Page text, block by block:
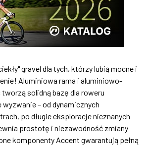
gravel dla tych, którzy lubią mocne i
Aluminiowa rama i aluminiowo-
solidną bazę dla roweru
– od dynamicznych
po długie eksploracje nieznanych
prostotę i niezawodność zmiany
komponenty Accent gwarantują pełną